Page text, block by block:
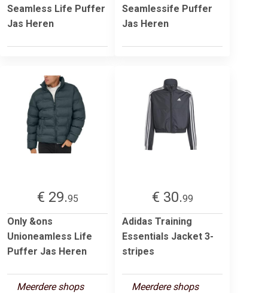
Seamless Life Puffer
Jas Heren
Seamlessife Puffer
Jas Heren
€ 29.95
Only &ons
Unioneamless Life
Puffer Jas Heren
Meerdere shops
€ 30.99
Adidas Training
Essentials Jacket 3-
stripes
Meerdere shops